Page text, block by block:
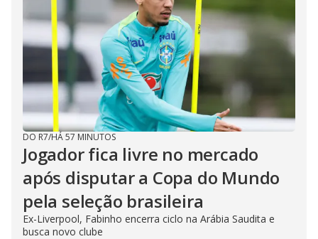
DO R7/HÁ 57 MINUTOS
Jogador fica livre no mercado
após disputar a Copa do Mundo
pela seleção brasileira
Ex-Liverpool, Fabinho encerra ciclo na Arábia Saudita e
busca novo clube